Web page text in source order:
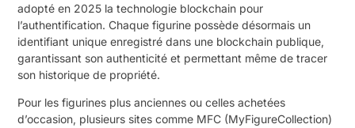
adopté en 2025 la technologie blockchain pour
l’authentification. Chaque figurine possède désormais un
identifiant unique enregistré dans une blockchain publique,
garantissant son authenticité et permettant même de tracer
son historique de propriété.
Pour les figurines plus anciennes ou celles achetées
d’occasion, plusieurs sites comme MFC (MyFigureCollection)